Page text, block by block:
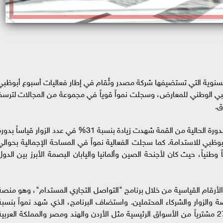
التي تستضيفها شركة مصدر وتُقام في إطار فعاليات أسبوع
دورة عام 2025 في مركز أبوظبي الوطني للمعارض، وسجلت نمواً قوياً في مجموعة من المجالات
وقالت شركة آر إكس، الجهة المنظمة للفعالية، إن الدورة الحالية من القمة شهدت زيادة بنسبة 31% في عدد الزوار
أبوظبي للاستدامة. كما سجلت الفعالية نمواً في المساحة الإجمالية
أكثر من 450 شركة و11 جناحاً وطنياً، حيث كان لأجنحة الصين وألمانيا واليابان البصمة الأبرز بين
القياسية من خلال برنامج "التواصل التجاري المستدام"، وهو
والزوار والشركاء المحتملين. واستضاف البرنامج، الذي شهد نمواً
17% على أساس سنوي، العام الجاري أكثر من 270 مشترياً من الأسواق الرئيسية مثل الأردن والهند ومصر والمملكة